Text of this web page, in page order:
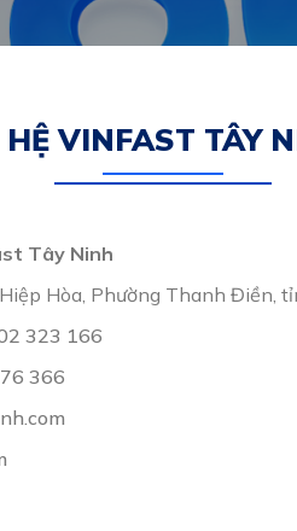
VINFAST TÂY
Tây Ninh
Hòa, Phường Thanh Điền,
323 166
366